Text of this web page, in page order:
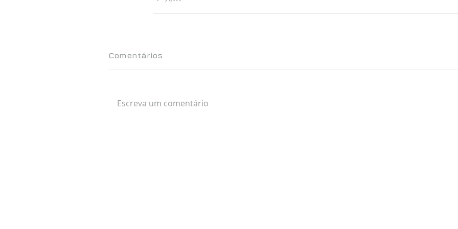
Comentários
Escreva um comentário